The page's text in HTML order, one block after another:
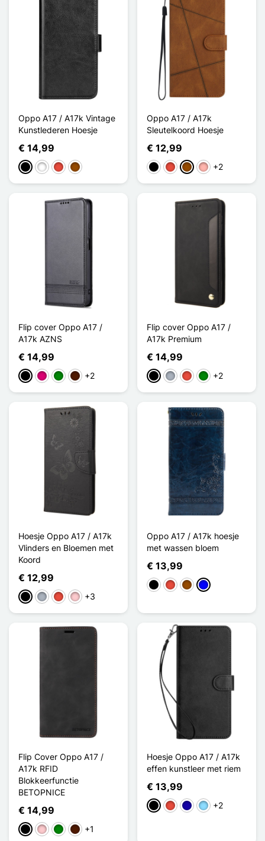
Oppo A17 / A17k Vintage
Kunstlederen Hoesje
€ 14,99
ZwartWit RoodBruin
Oppo A17 / A17k
Sleutelkoord Hoesje
€ 12,99
ZwartRoodBruinRose Goud
+2
Flip cover Oppo A17 /
A17k AZNS
€ 14,99
ZwartMagenta
GroenDonkerbruin
+2
Flip cover Oppo A17 /
A17k Premium
€ 14,99
ZwartGrijsRoodGroen
+2
Hoesje Oppo A17 / A17k
Vlinders en Bloemen met
Koord
€ 12,99
ZwartGrijsRoodRoze+3
Oppo A17 / A17k hoesje
met wassen bloem
€ 13,99
ZwartRoodBruinBlauw
Flip Cover Oppo A17 /
A17k RFID
Blokkeerfunctie
BETOPNICE
€ 14,99
ZwartRozeGroenDonkerbruin
+1
Hoesje Oppo A17 / A17k
effen kunstleer met riem
€ 13,99
ZwartRoodDonkerblauw
Licht Blauw
+2